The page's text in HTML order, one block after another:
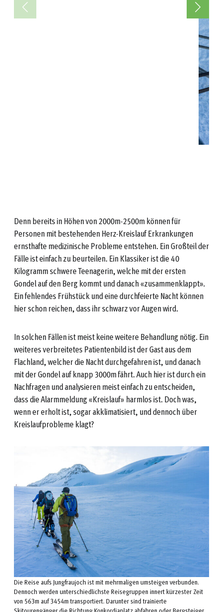
Denn bereits in Höhen von 2000m-2500m können für
Personen mit bestehenden Herz-Kreislauf Erkrankungen
ernsthafte medizinische Probleme entstehen. Ein Großteil der
Fälle ist einfach zu beurteilen. Ein Klassiker ist die 40
Kilogramm schwere Teenagerin, welche mit der ersten
Gondel auf den Berg kommt und danach «zusammenklappt».
Ein fehlendes Frühstück und eine durchfeierte Nacht können
hier schon reichen, dass ihr schwarz vor Augen wird.
In solchen Fällen ist meist keine weitere Behandlung nötig. Ein
weiteres verbreitetes Patientenbild ist der Gast aus dem
Flachland, welcher die Nacht durchgefahren ist, und danach
mit der Gondel auf knapp 3000m fährt. Auch hier ist durch ein
Nachfragen und analysieren meist einfach zu entscheiden,
dass die Alarmmeldung «Kreislauf» harmlos ist. Doch was,
wenn er erholt ist, sogar akklimatisiert, und dennoch über
Kreislaufprobleme klagt?
Die Reise aufs Jungfraujoch ist mit mehrmaligen umsteigen verbunden.
Dennoch werden unterschiedlichste Reisegruppen innert kürzester Zeit
von 563m auf 3454m transportiert. Darunter sind trainierte